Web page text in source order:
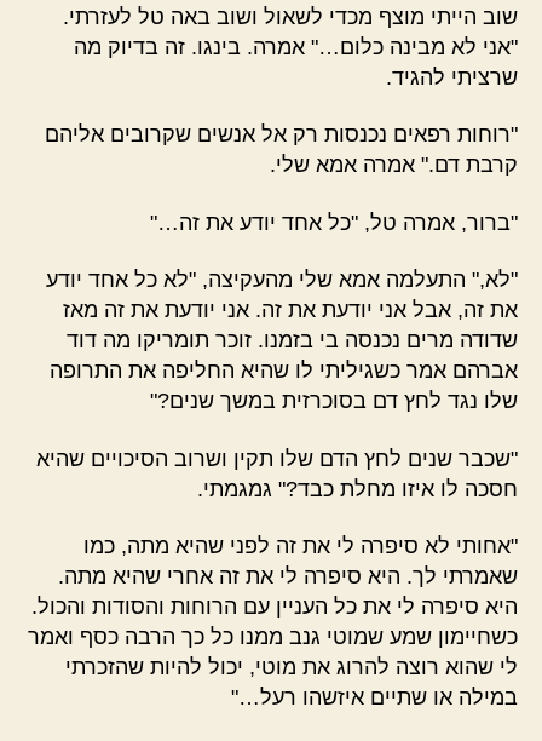
שוב הייתי מוצף מכדי לשאול ושוב באה טל לעזרתי.
"אני לא מבינה כלום…" אמרה. בינגו. זה בדיוק מה
שרציתי להגיד.
"רוחות רפאים נכנסות רק אל אנשים שקרובים אליהם
קרבת דם." אמרה אמא שלי.
"ברור, אמרה טל, "כל אחד יודע את זה…"
"לא," התעלמה אמא שלי מהעקיצה, "לא כל אחד יודע
את זה, אבל אני יודעת את זה. אני יודעת את זה מאז
שדודה מרים נכנסה בי בזמנו. זוכר תומריקו מה דוד
אברהם אמר כשגיליתי לו שהיא החליפה את התרופה
שלו נגד לחץ דם בסוכרזית במשך שנים?"
"שכבר שנים לחץ הדם שלו תקין ושרוב הסיכויים שהיא
חסכה לו איזו מחלת כבד?" גמגמתי.
"אחותי לא סיפרה לי את זה לפני שהיא מתה, כמו
שאמרתי לך. היא סיפרה לי את זה אחרי שהיא מתה.
היא סיפרה לי את כל העניין עם הרוחות והסודות והכול.
כשחיימון שמע שמוטי גנב ממנו כל כך הרבה כסף ואמר
לי שהוא רוצה להרוג את מוטי, יכול להיות שהזכרתי
במילה או שתיים איזשהו רעל…"